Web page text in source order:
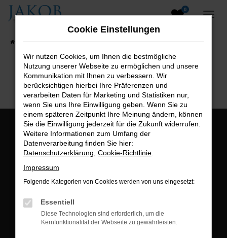
Zum
0
B2B-Shop
Öffnungszeiten:
Montag bis Freitag:
Postadresse:
Cookie Einstellungen
Wir nutzen Cookies, um Ihnen die bestmögliche
Nutzung unserer Webseite zu ermöglichen und unsere
Kommunikation mit Ihnen zu verbessern. Wir
berücksichtigen hierbei Ihre Präferenzen und
verarbeiten Daten für Marketing und Statistiken nur,
wenn Sie uns Ihre Einwilligung geben. Wenn Sie zu
einem späteren Zeitpunkt Ihre Meinung ändern, können
Sie die Einwilligung jederzeit für die Zukunft widerrufen.
Weitere Informationen zum Umfang der
Datenverarbeitung finden Sie hier:
Datenschutzerklärung Cookie-Richtlinie
Impressum
Folgende Kategorien von Cookies werden von uns eingesetzt:
Essentiell
Diese Technologien sind erforderlich, um die
Kernfunktionalität der Webseite zu gewährleisten.